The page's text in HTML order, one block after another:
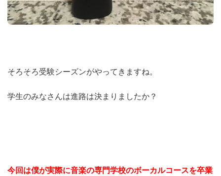
そろそろ受験シーズンがやってきますね。
学生のみなさんは進路は決まりましたか？
今回は僕が実際に音楽の専門学校のボーカルコースを卒業